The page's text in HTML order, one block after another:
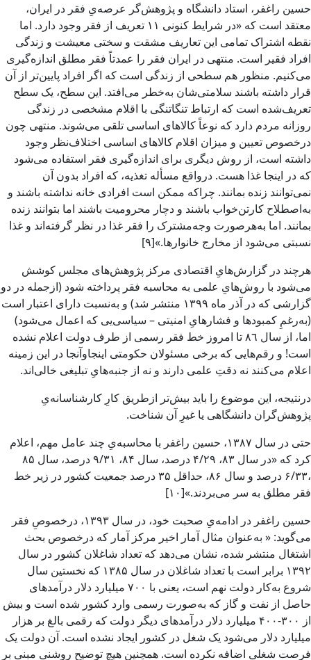
حسین راغفر، استاد دانشگاه و پژوهش‌گر عرصه‌یِ فقر در ایران،
معتقد است که «در شرایط کنونی ۱۱ تعریف از فقر وجود دارد. اما
نقطه اشتراک تمامی این تعاریف مشقت و سختی معیشت و زندگی
افراد فقیر است. منتهی در ایران فقر را عمدتاً فقر مطلق اندازه‌گیری
می‌کنیم. منظور هم سطحی از زندگی است که اگر افراد پایین‌تر از آن
قرار داشته باشند سلامتی‌شان به‌خطر می‌افتد. این سطح، یک سطح
تعریف‌شده است که ارتباط تنگاتنگی با اقلام مشخصی در زندگی
روزانه مردم دارد که نوعاً کالاهای اساسی تلقی می‌شوند. منتهی چون
درخصوص تعیین و میزان اقلام کالاهای اساسی اختلاف‌نظر وجود
داشته است، از روش دیگری برای اندازه‌گیری فقر استفاده می‌شود
که در اینجا غذا هست. در‌واقع مسأله تغذیه، که افراد بدون آن
نمی‌توانند زنده بمانند. چرا‌که ممکن است افرادی خانه نداشته باشند و
به‌اصطلاح کارتن‌خواب باشند و دچار محرومیت باشند اما بتوانند زنده
بمانند. اما به‌هر‌صورت وجه‌مشترک را فقر غذا در نظر گرفته‌اند و غذا
نسبتی می‌شود از مخارج خانوار‌ها.»[۹]
هرچند در گزارش‌هایِ اقتصادی مرکز پژوهش‌های مجلس کوشش
می‌شود با روش‌هایِ علمی به محاسبه فقر پرداخته شود (ازجمله در دو
گزارشی که در آذر ماه ۱۳۹۹ منتشر شد) و به‌نسبت دارای اعتبار است
(به‌رغمِ کمبودها و فشارهایِ امنیتی – سیاسی‌یی که اعمال می‌شود)
اما، از سال ٨٦ تا امروز خط فقر رسمی از طرف دولت اعلام نشده
است! و رقم‌هایی که برخی مسئولان حکومتی اینجاوآنجا در این زمینه
اعلام می‌کنند نه دقتِ علمی دارند و نه از جنبه‌هایِ تبلیغی خالی‌اند.
درنتیجه، این موضوع را باید بیش‌تر ازطریق کارِ کارشناسانه‌یِ
پژوهش‌گران دانشگاهی یا غیرِ آن شناخت.
حتی در سال ۱۳۸۷، حسین راغفر با محاسبه‌یِ چند عامل مهم، اعلام
کرد که «در سال ۸۳، ۴/۲۹ درصد، سال ۸۴، ۹/۳۱ درصد، سال ۸۵
،۶/۳۳ درصد و سال ۸۶، حداقل ۳۵ درصد جمعیت کشور در زیر خط
فقر مطلق به سر می‌بردند.»[۱۰]
حسین راغفر در ادامه‌یِ صحبت خود، در سال ۱۳۹۳، درخصوصِ فقر
می‌گوید: « به‌عنوان مثال آمار اخیر مرکز آمار که درخصوص بحث
اشتغال منتشر شده، نشان می‌دهد که تعداد شاغلان کشور در سال
۱۳۹۲ برابر است با تعداد شاغلان در سال ۱۳۸۵ که نخستین سال
شروع به‌کار دولت نهم است، یعنی با ۷۰۰ میلیارد دلار درآمدهای
حاصل از نفت و گاز که به‌صورت رسمی وارد کشور شده است و بیش
از ۳۰۰-۴۰۰ میلیارد دلار درآمدهای دیگر دولت که رقمی بالغ بر هزار
میلیارد دلار می‌شود یک شغل در کشور ایجاد نشده است. آن دولت یک
فرصت شغلی اضافه نکرده است. همچنین هیچ توضیح روشنی مبنی بر